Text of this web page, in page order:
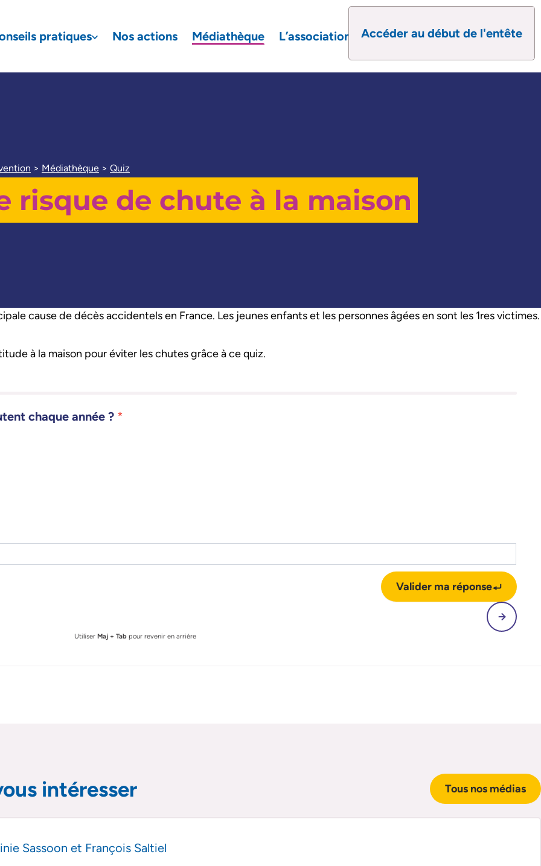
de recherche
pratiques Nos actions Médiathèque L’association Accéder au début de l'entête
> Médiathèque > Quiz
risque de chute à la maison
cause de décès accidentels en France. Les jeunes enfants et les personnes âgées en sont les 1res victimes.
à la maison pour éviter les chutes grâce à ce quiz.
chaque année ? *
Valider ma réponse
Utiliser Maj + Tab pour revenir en arrière
sur email
intéresser Tous nos médias
Sassoon et François Saltiel